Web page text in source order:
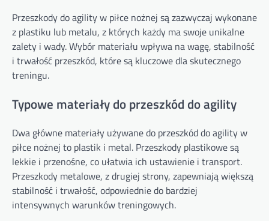
Przeszkody do agility w piłce nożnej są zazwyczaj wykonane
z plastiku lub metalu, z których każdy ma swoje unikalne
zalety i wady. Wybór materiału wpływa na wagę, stabilność
i trwałość przeszkód, które są kluczowe dla skutecznego
treningu.
Typowe materiały do przeszkód do agility
Dwa główne materiały używane do przeszkód do agility w
piłce nożnej to plastik i metal. Przeszkody plastikowe są
lekkie i przenośne, co ułatwia ich ustawienie i transport.
Przeszkody metalowe, z drugiej strony, zapewniają większą
stabilność i trwałość, odpowiednie do bardziej
intensywnych warunków treningowych.